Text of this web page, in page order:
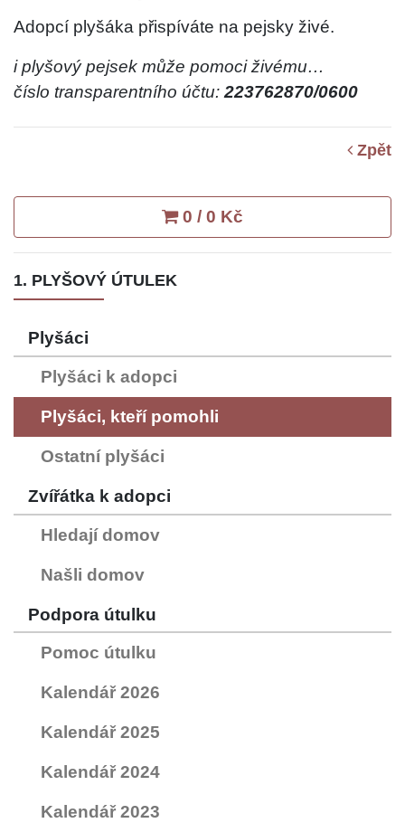
Adopcí plyšáka přispíváte na pejsky živé.
i plyšový pejsek může pomoci živému…
číslo transparentního účtu:223762870/0600
Zpět
0 / 0 Kč
1. PLYŠOVÝ ÚTULEK
Plyšáci
Plyšáci k adopci
Plyšáci, kteří pomohli
Ostatní plyšáci
Zvířátka k adopci
Hledají domov
Našli domov
Podpora útulku
Pomoc útulku
Kalendář 2026
Kalendář 2025
Kalendář 2024
Kalendář 2023